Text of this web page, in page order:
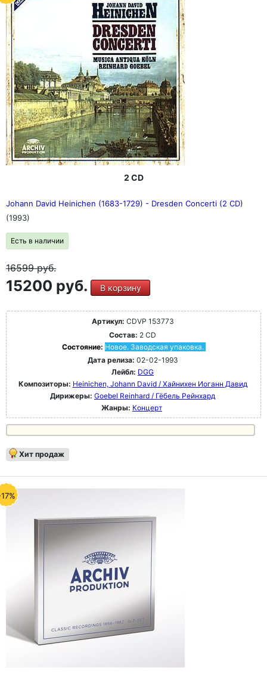
2 CD
Johann David Heinichen (1683-1729) - Dresden Concerti (2 CD)
(1993)
Есть в наличии
16599руб.
15200 руб. В корзину
Артикул: CDVP 153773
Состав: 2 CD
Состояние: Новое. Заводская упаковка.
Дата релиза: 02-02-1993
Лейбл: DGG
Композиторы: Heinichen, Johann David / Хайнихен Иоганн Давид
Дирижеры: Goebel Reinhard / Гёбель Рейнхард
Жанры: Концерт
Хит продаж